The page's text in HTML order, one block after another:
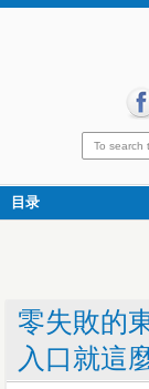
目录
零失敗的
入口就這